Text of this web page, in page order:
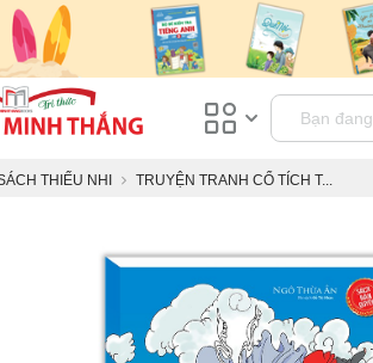
THIẾU NHI TRUYỆN TRANH CỔ TÍCH T...